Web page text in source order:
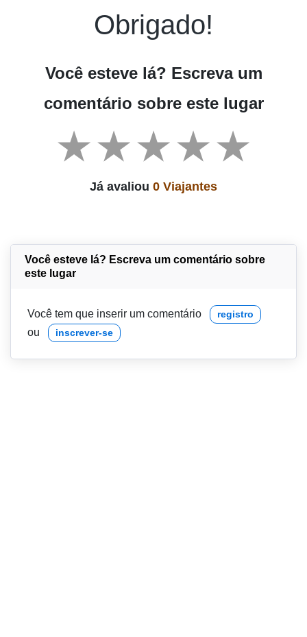
Obrigado!
Você esteve lá? Escreva um
comentário sobre este lugar
Já avaliou 0 Viajantes
Você esteve lá? Escreva um comentário sobre
este lugar
Você tem que inserir um comentário registro
ou inscrever-se